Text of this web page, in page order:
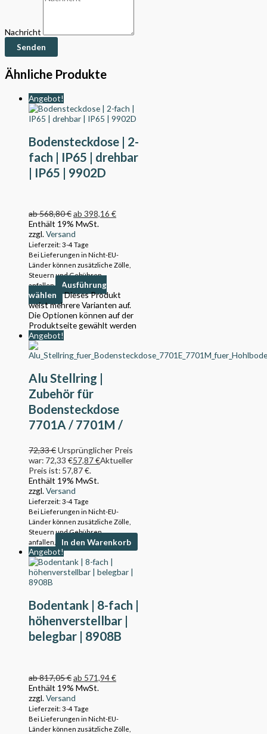
Nachricht
Senden
Ähnliche Produkte
Angebot!
Bodensteckdose | 2-
fach | IP65 | drehbar
| IP65 | 9902D
ab568,80€ab 398,16 €
Enthält 19% MwSt.
zzgl.Versand
Lieferzeit: 3-4 Tage
Bei Lieferungen in Nicht-EU-
Länder können zusätzliche Zölle,
Steuern und Gebühren
anfallen.
Ausführung
wählen
Dieses Produkt
weist mehrere Varianten auf.
Die Optionen können auf der
Produktseite gewählt werden
Angebot!
Alu Stellring |
Zubehör für
Bodensteckdose
7701A / 7701M /
72,33€Ursprünglicher Preis
war: 72,33 €57,87€Aktueller
Preis ist: 57,87 €.
Enthält 19% MwSt.
zzgl.Versand
Lieferzeit: 3-4 Tage
Bei Lieferungen in Nicht-EU-
Länder können zusätzliche Zölle,
Steuern und Gebühren
anfallen.
In den Warenkorb
Angebot!
Bodentank | 8-fach |
höhenverstellbar |
belegbar | 8908B
ab817,05€ab 571,94€
Enthält 19% MwSt.
zzgl.Versand
Lieferzeit: 3-4 Tage
Bei Lieferungen in Nicht-EU-
Länder können zusätzliche Zölle,